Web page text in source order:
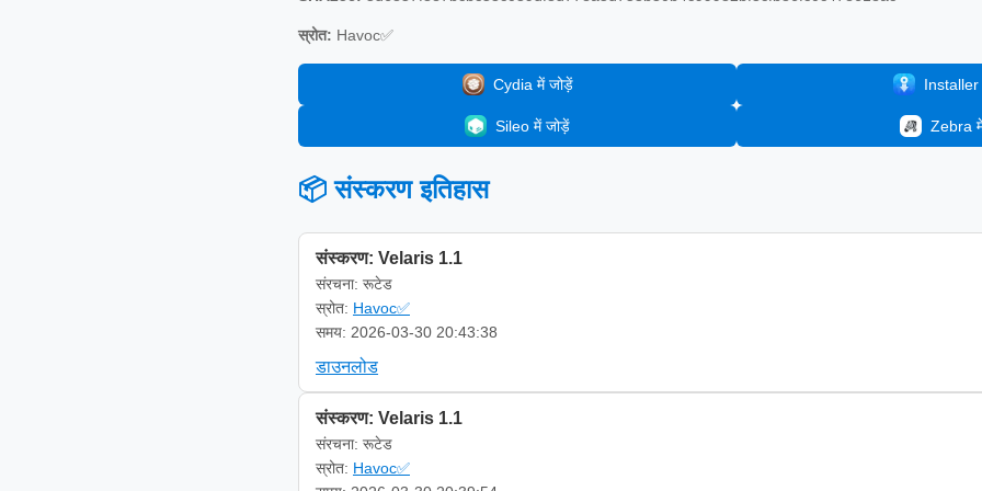
स्रोत: Havoc✅
Cydia में जोड़ें Installer
Sileo में जोड़ें Zebra
📦 संस्करण इतिहास
संस्करण: Velaris 1.1
संरचना: रूटेड
स्रोत: Havoc✅
समय: 2026-03-30 20:43:38
डाउनलोड
संस्करण: Velaris 1.1
संरचना: रूटेड
स्रोत: Havoc✅